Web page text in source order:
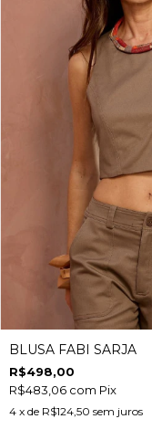
BLUSA FABI SARJA
R$498,00
R$483,06 com Pix
4 x de R$124,50 sem juros